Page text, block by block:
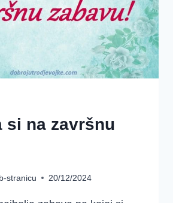
si na završnu
stranicu 20/12/2024